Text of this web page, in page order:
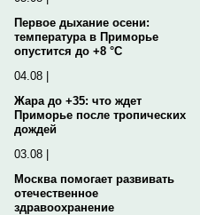
Первое дыхание осени:
температура в Приморье
опустится до +8 °C
04.08 |
Жара до +35: что ждет
Приморье после тропических
дождей
03.08 |
Москва помогает развивать
отечественное
здравоохранение